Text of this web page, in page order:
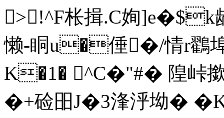
>!^F枨揖.C姰
懒-眮u�倕�/情r鸐埠
K�1� ^C�"#� 隍峠撳
�+硷昍J�3浲泘坳�